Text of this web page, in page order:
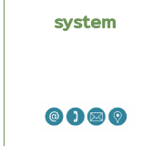
system